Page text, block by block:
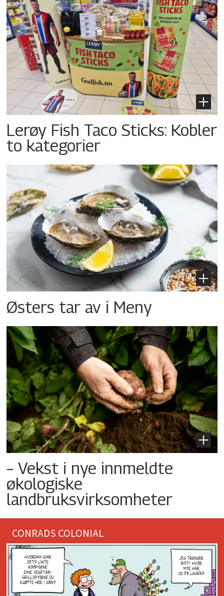
Lerøy Fish Taco Sticks: Kobler
to kategorier
Østers tar av i Meny
– Vekst i nye innmeldte
økologiske
landbruksvirksomheter
CONRADS COLONIAL